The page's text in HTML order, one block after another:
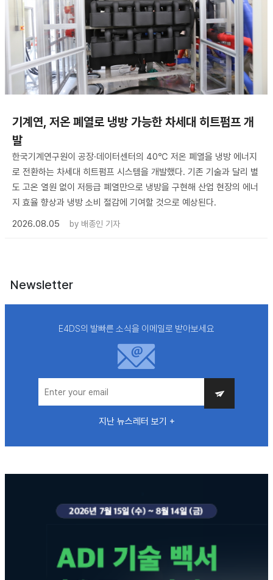
기계연, 저온 폐열로 냉방 가능한 차세대 히트펌프 개
발
한국기계연구원이 공장·데이터센터의 40℃ 저온 폐열을 냉방 에너지
로 전환하는 차세대 히트펌프 시스템을 개발했다. 기존 기술과 달리 별
도 고온 열원 없이 저등급 폐열만으로 냉방을 구현해 산업 현장의 에너
지 효율 향상과 냉방 소비 절감에 기여할 것으로 예상된다.
2026.08.05
by 배종인 기자
Newsletter
E4DS의 발빠른 소식을 이메일로 받아보세요
지난 뉴스레터 보기 +